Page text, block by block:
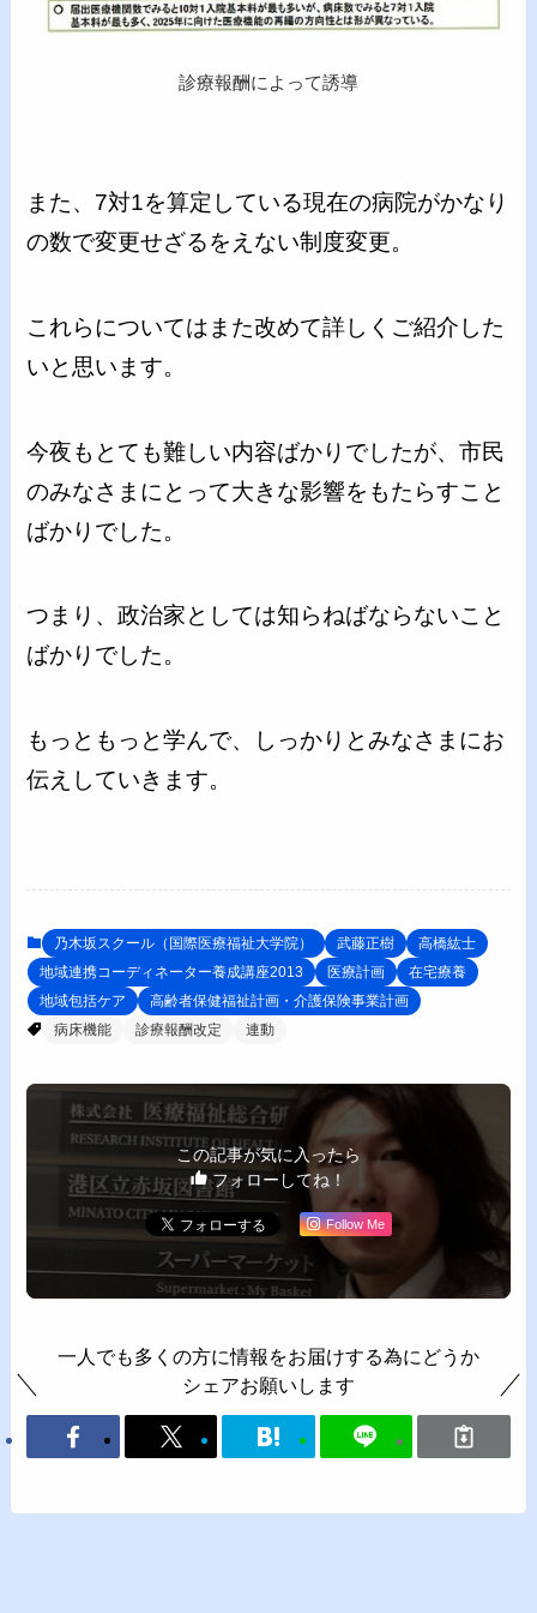
診療報酬によって誘導
また、7対1を算定している現在の病院がかなり
の数で変更せざるをえない制度変更。
これらについてはまた改めて詳しくご紹介した
いと思います。
今夜もとても難しい内容ばかりでしたが、市民
のみなさまにとって大きな影響をもたらすこと
ばかりでした。
つまり、政治家としては知らねばならないこと
ばかりでした。
もっともっと学んで、しっかりとみなさまにお
伝えしていきます。
乃木坂スクール（国際医療福祉大学院） 武藤正樹
高橋紘士
地域連携コーディネーター養成講座2013
医療計画
在宅療養
地域包括ケア
高齢者保健福祉計画・介護保険事業計画
病床機能
診療報酬改定 連動
この記事が気に入ったら
フォローしてね！
Follow Me
一人でも多くの方に情報をお届けする為にどうか
シェアお願いします